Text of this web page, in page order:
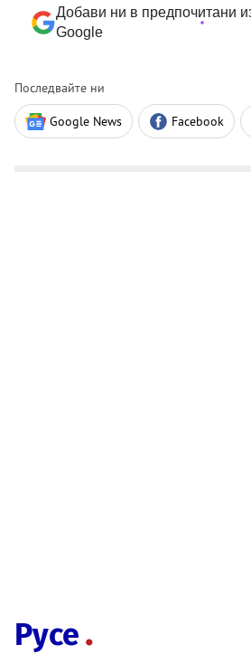
Добави ни в предпочитани
Google
Последвайте ни
Google News Facebook
Русе